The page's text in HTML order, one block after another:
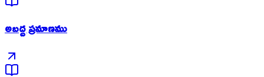
అబద్ద ప్రమాణము